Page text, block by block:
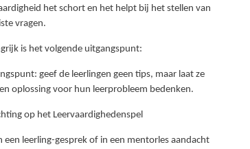
het schort en het helpt bij het stellen van
vragen.
is het volgende uitgangspunt:
geef de leerlingen geen tips, maar laat ze
oplossing voor hun leerprobleem bedenken.
op het Leervaardighedenspel
een leerling-gesprek of in een mentorles aandacht